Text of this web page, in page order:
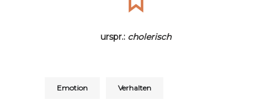
urspr.: cholerisch
Emotion Verhalten